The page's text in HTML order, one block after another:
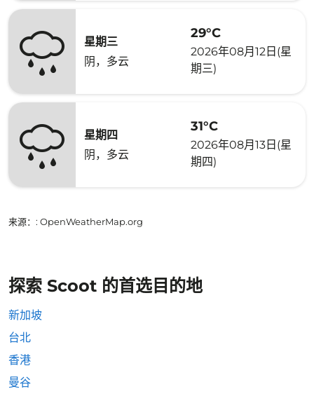
星期三
阴，多云
29°C
2026年08月12日(星
期三)
星期四
阴，多云
31°C
2026年08月13日(星
期四)
来源： : OpenWeatherMap.org
探索 Scoot 的首选目的地
新加坡
台北
香港
曼谷